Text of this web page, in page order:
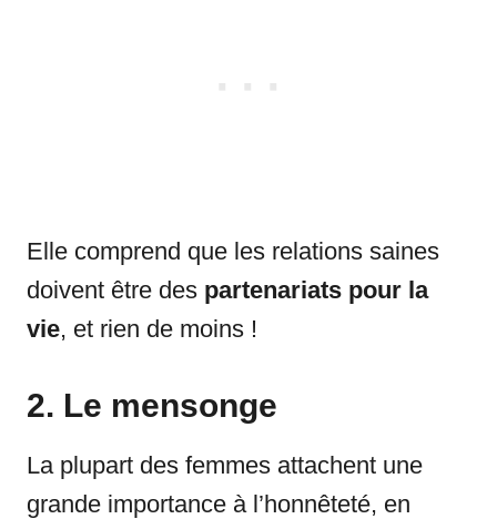
Elle comprend que les relations saines
doivent être des partenariats pour la
vie, et rien de moins !
2. Le mensonge
La plupart des femmes attachent une
grande importance à l’honnêteté, en